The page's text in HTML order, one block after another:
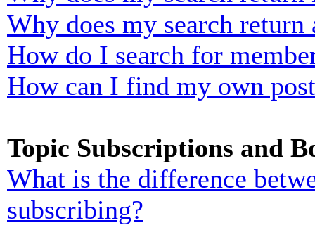
Why does my search return
How do I search for
How can I find my own
Topic Subscriptions and
What is the difference
subscribing?